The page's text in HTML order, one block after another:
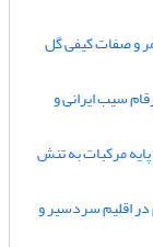
و صفات کیفی گل
سیب ایرانی و
مرکبات به تنش
در اقلیم سردسیر و